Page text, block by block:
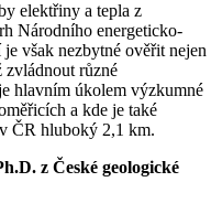
elektřiny a tepla z
Národního energeticko-
však nezbytné ověřit nejen
zvládnout různé
hlavním úkolem výzkumné
a kde je také
ČR hluboký 2,1 km.
z České geologické